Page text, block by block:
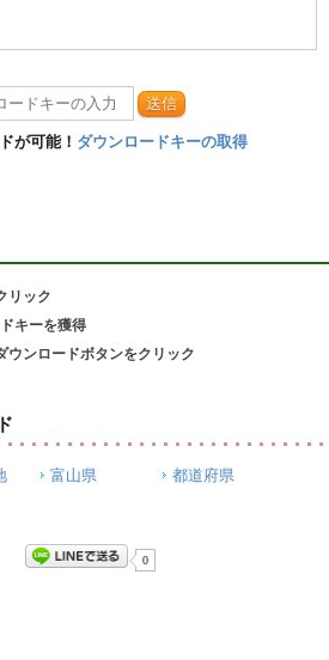
送信
が可能！ ダウンロードキーの取得
リック
キーを獲得
ウンロードボタンをクリック
富山県
都道府県
0